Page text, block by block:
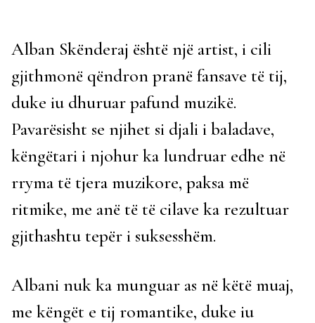
Alban Skënderaj është një artist, i cili
gjithmonë qëndron pranë fansave të tij,
duke iu dhuruar pafund muzikë.
Pavarësisht se njihet si djali i baladave,
këngëtari i njohur ka lundruar edhe në
rryma të tjera muzikore, paksa më
ritmike, me anë të të cilave ka rezultuar
gjithashtu tepër i suksesshëm.
Albani nuk ka munguar as në këtë muaj,
me këngët e tij romantike, duke iu